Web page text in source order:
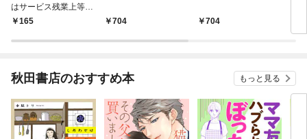
はサービス残業上等ら
しい＜連載版＞1話
165 704 704
秋田書店のおすすめ本 もっと見る